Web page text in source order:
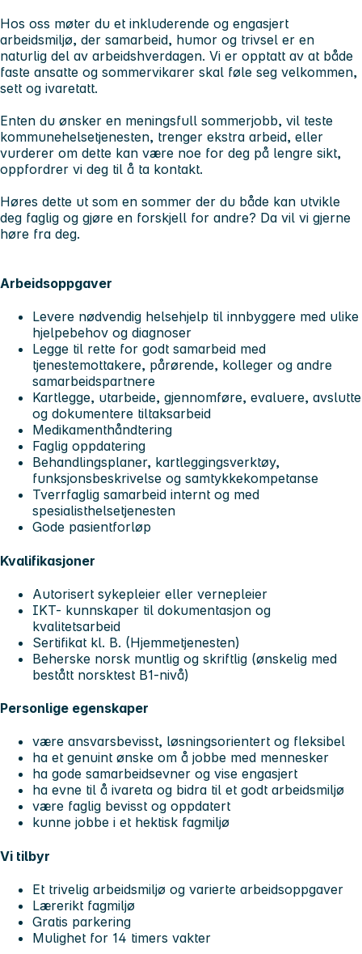
Hos oss møter du et inkluderende og engasjert
arbeidsmiljø, der samarbeid, humor og trivsel er en
naturlig del av arbeidshverdagen. Vi er opptatt av at både
faste ansatte og sommervikarer skal føle seg velkommen,
sett og ivaretatt.
Enten du ønsker en meningsfull sommerjobb, vil teste
kommunehelsetjenesten, trenger ekstra arbeid, eller
vurderer om dette kan være noe for deg på lengre sikt,
oppfordrer vi deg til å ta kontakt.
Høres dette ut som en sommer der du både kan utvikle
deg faglig og gjøre en forskjell for andre? Da vil vi gjerne
høre fra deg.
Arbeidsoppgaver
Levere nødvendig helsehjelp til innbyggere med ulike
hjelpebehov og diagnoser
Legge til rette for godt samarbeid med
tjenestemottakere, pårørende, kolleger og andre
samarbeidspartnere
Kartlegge, utarbeide, gjennomføre, evaluere, avslutte
og dokumentere tiltaksarbeid
Medikamenthåndtering
Faglig oppdatering
Behandlingsplaner, kartleggingsverktøy,
funksjonsbeskrivelse og samtykkekompetanse
Tverrfaglig samarbeid internt og med
spesialisthelsetjenesten
Gode pasientforløp
Kvalifikasjoner
Autorisert sykepleier eller vernepleier
IKT- kunnskaper til dokumentasjon og
kvalitetsarbeid
Sertifikat kl. B. (Hjemmetjenesten)
Beherske norsk muntlig og skriftlig (ønskelig med
bestått norsktest B1-nivå)
Personlige egenskaper
være ansvarsbevisst, løsningsorientert og fleksibel
ha et genuint ønske om å jobbe med mennesker
ha gode samarbeidsevner og vise engasjert
ha evne til å ivareta og bidra til et godt arbeidsmiljø
være faglig bevisst og oppdatert
kunne jobbe i et hektisk fagmiljø
Vi tilbyr
Et trivelig arbeidsmiljø og varierte arbeidsoppgaver
Lærerikt fagmiljø
Gratis parkering
Mulighet for 14 timers vakter